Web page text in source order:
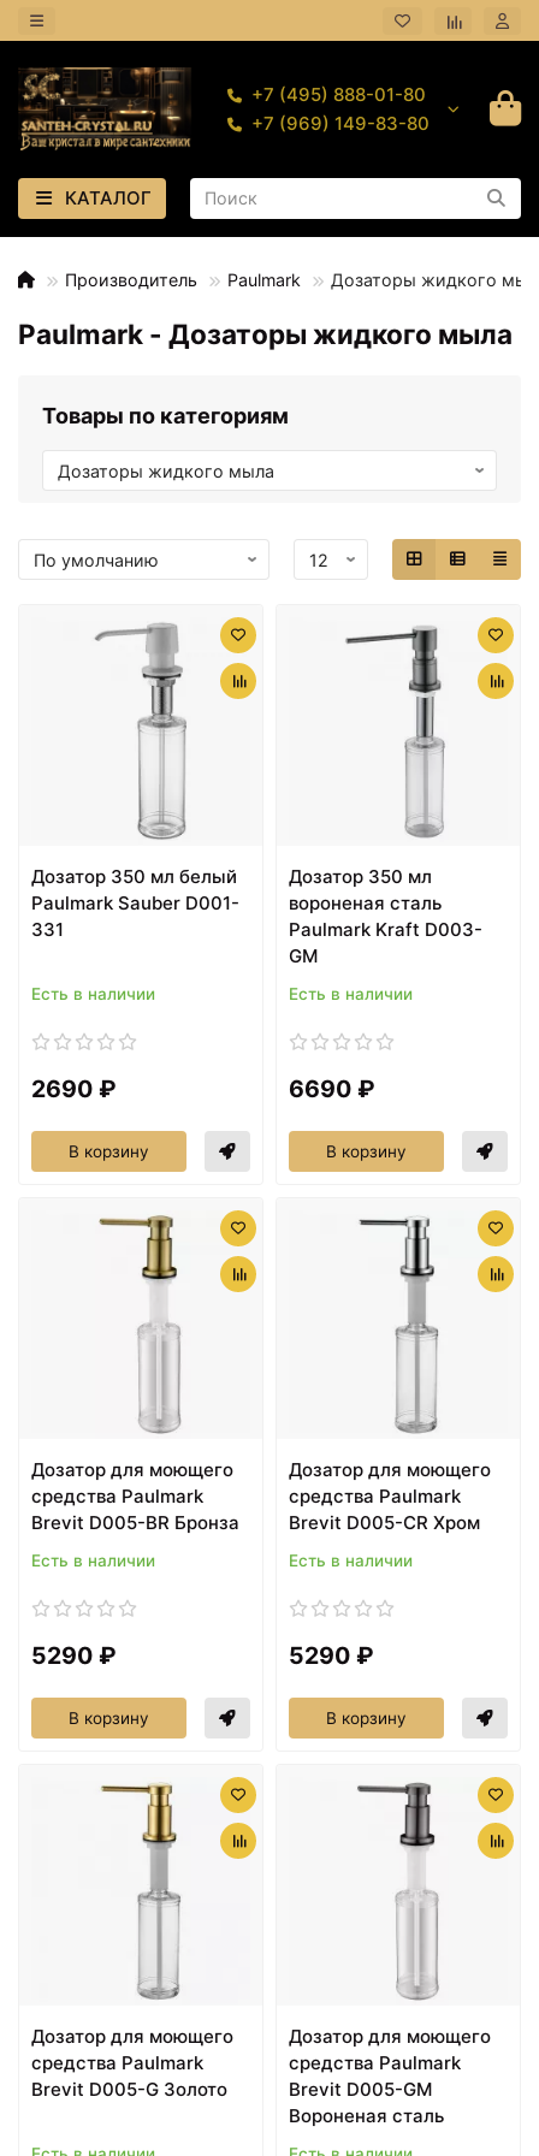
+7 (495) 888-01-80
+7 (969) 149-83-80
КАТАЛОГ
Производитель Paulmark Дозаторы жидкого
Paulmark - Дозаторы жидкого мыла
Товары по категориям
Дозатор 350 мл белый
Paulmark Sauber D001-
331
Есть в наличии
2690 ₽
В корзину
Дозатор 350 мл
вороненая сталь
Paulmark Kraft D003-
GM
Есть в наличии
6690 ₽
В корзину
Дозатор для моющего
средства Paulmark
Brevit D005-BR Бронза
Есть в наличии
5290 ₽
В корзину
Дозатор для моющего
средства Paulmark
Brevit D005-CR Хром
Есть в наличии
5290 ₽
В корзину
Дозатор для моющего
средства Paulmark
Brevit D005-G Золото
Дозатор для моющего
средства Paulmark
Brevit D005-GM
Вороненая сталь